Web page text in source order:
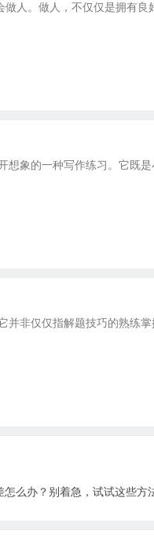
人。做人，不仅仅是拥有良
象的一种写作练习。它既是
非仅仅指解题技巧的熟练
怎么办？别着急，试试这些方